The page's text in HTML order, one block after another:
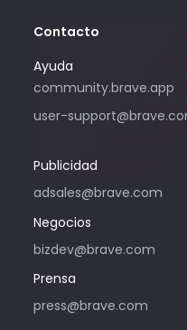
Contacto
Ayuda
community.brave.app
user-
Publicidad
adsales@brave.com
electrónico si le
publicidad mediante
ayuda, ingrese a
Negocios
bizdev@brave.com
Prensa
press@brave.com